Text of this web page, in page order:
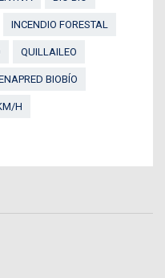
INCENDIO FORESTAL
QUILLAILEO
BIOBÍO
H